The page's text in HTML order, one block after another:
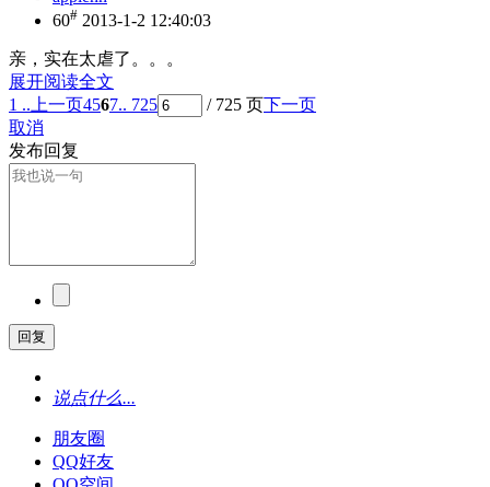
60# 2013-1-2 12:40:03
亲，实在太虐了。。。
展开阅读全文
1 .. 上一页4567.. 725 / 725 页下一页
取消
发布回复
回复
说点什么...
朋友圈
QQ好友